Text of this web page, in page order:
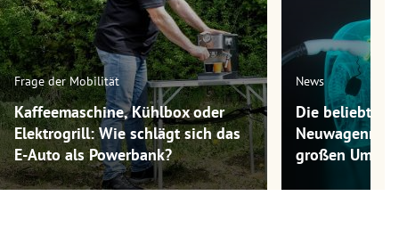
Frage der Mobilität
Kaffeemaschine, Kühlbox oder
Elektrogrill: Wie schlägt sich das
E-Auto als Powerbank?
News
Die
großen